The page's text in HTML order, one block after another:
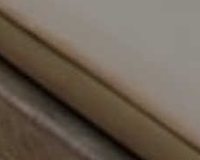
palveluja ja mukavuuksia:
Löydä täydellinen
majoitusliikkeitä avulla.